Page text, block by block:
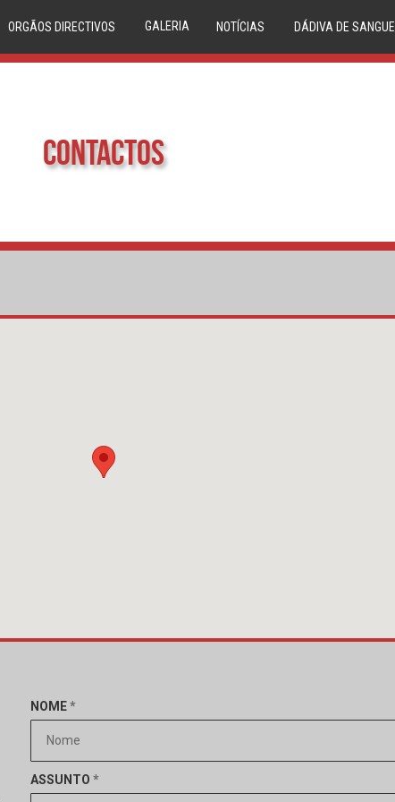
ORGÃOS DIRECTIVOS GALERIA NOTÍCIAS DÁDIVA DE SANGUE
Contactos
NOME*
ASSUNTO *